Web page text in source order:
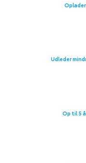
Udleder
Op til 5